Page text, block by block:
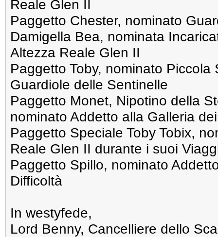
Reale Glen II
Paggetto Chester, nominato
Damigella Bea, nominata
Altezza Reale Glen II
Paggetto Toby, nominato
Guardiole delle Sentinelle
Paggetto Monet, Nipotino della
nominato Addetto alla Galleria
Paggetto Speciale Toby Tobix,
Reale Glen II durante i suoi
Paggetto Spillo, nominato
Difficoltà
In westyfede,
Lord Benny, Cancelliere dello